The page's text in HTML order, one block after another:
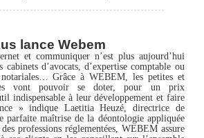
lance Webem
et communiquer n’est plus aujourd’hui
cabinets d’avocats, d’expertise comptable ou
notariales… Grâce à WEBEM, les petites et
vont pouvoir se doter, pour un prix
indispensable à leur développement et faire
» indique Laetitia Heuzé, directrice de
parfaite maîtrise de la déontologie appliquée
professions réglementées, WEBEM assure